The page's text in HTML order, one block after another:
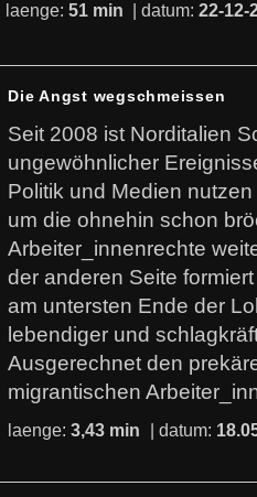
laenge: 51 min | datum: 22-12-
Die Angst wegschmeissen
Seit 2008 ist Norditalien
ungewöhnlicher
Politik und Medien
um die ohnehin schon
Arbeiter_innenrechte
der anderen Seite
am untersten Ende der
lebendiger und
Ausgerechnet den
migrantischen
laenge: 3,43 min | datum: